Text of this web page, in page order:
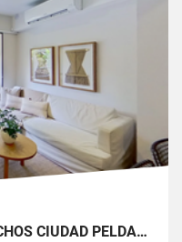
[BV] VENTA CESIÓN DE DERECHOS CIUDAD PELDAR, ENVIGADO